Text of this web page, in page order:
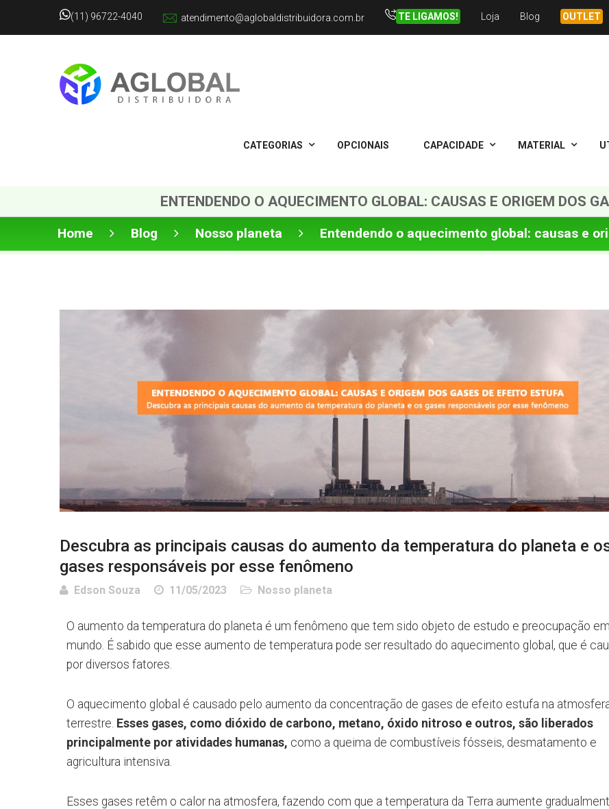
(11) 96722-4040 atendimento@aglobaldistribuidora.com.br TE LIGAMOS! Loja Blog OUTLET
CATEGORIAS OPCIONAIS CAPACIDADE MATERIAL
ENTENDENDO O AQUECIMENTO GLOBAL: CAUSAS E ORIGEM DOS
Home Blog Nosso planeta Entendendo o aquecimento global: causas e
Descubra as principais causas do aumento da temperatura do planeta e
gases responsáveis por esse fenômeno
Edson Souza 11/05/2023 Nosso planeta
O aumento da temperatura do planeta é um fenômeno que tem sido objeto de estudo e preocupação
mundo. É sabido que esse aumento de temperatura pode ser resultado do aquecimento global, que é
por diversos fatores.
O aquecimento global é causado pelo aumento da concentração de gases de efeito estufa na
terrestre. Esses gases, como dióxido de carbono, metano, óxido nitroso e outros, são liberados
principalmente por atividades humanas, como a queima de combustíveis fósseis, desmatamento e
agricultura intensiva.
Esses gases retêm o calor na atmosfera, fazendo com que a temperatura da Terra aumente